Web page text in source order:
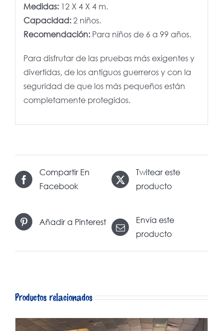
Medidas:12 X 4 X 4 m.
Capacidad:2 niños.
Recomendación:Para niños de 6 a 99 años.
Para disfrutar de las pruebas más exigentes y
divertidas, de los antiguos guerreros y con la
seguridad de que los más pequeños están
completamente protegidos.
Compartir En
Facebook
Twitear este
producto
Añadir a Pinterest
Envía este
producto
Productos relacionados